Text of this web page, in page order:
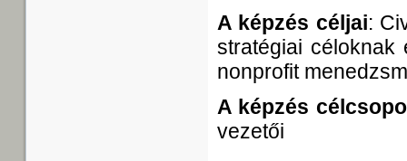
A képzés céljai:
stratégiai céloknak
nonprofit
A képzés
vezetői